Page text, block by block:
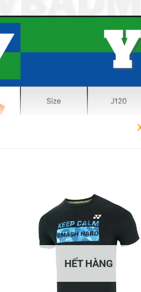
HẾT HÀNG